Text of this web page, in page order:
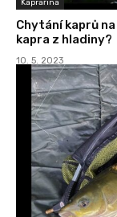
Kaprařina
Chytání kaprů
kapra z hladiny?
10. 5. 2023